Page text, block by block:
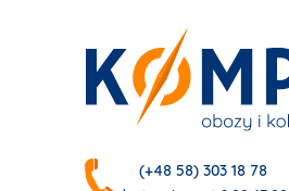
(+48 58) 303 18 78